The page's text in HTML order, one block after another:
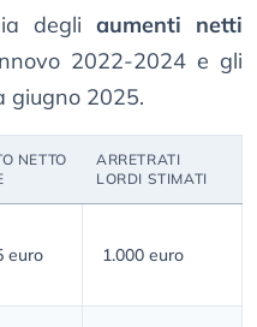
degliaumenti netti
2022-2024 e gli
giugno 2025.
NETTO
ARRETRATI
LORDI STIMATI
euro 1.000 euro